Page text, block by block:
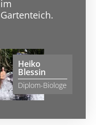
im
Gartenteich.
Heiko
Blessin
Diplom-Biologe